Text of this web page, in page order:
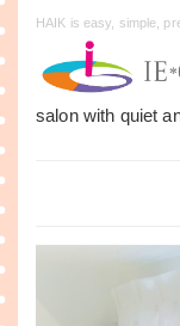
HAIK is easy, simple,
salon with quiet